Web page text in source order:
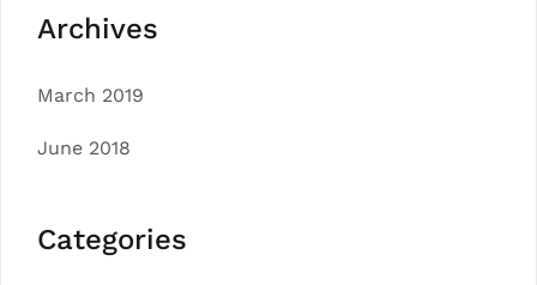
Archives
March 2019
June 2018
Categories